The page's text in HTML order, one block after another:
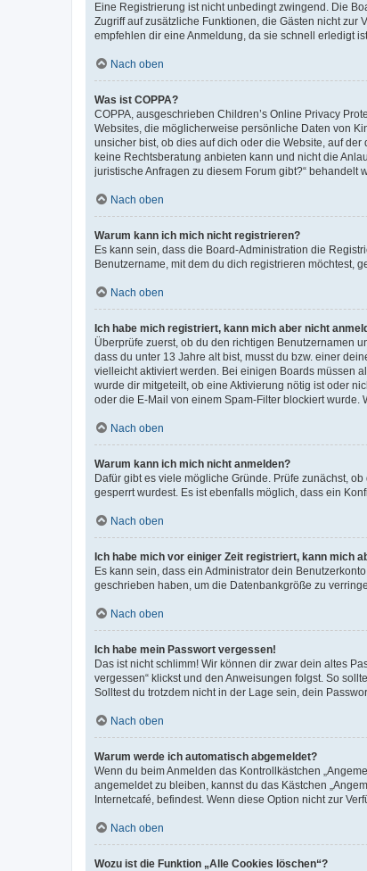
Eine Registrierung ist nicht unbedingt zwingend. Die
Zugriff auf zusätzliche Funktionen, die Gästen nicht zur
empfehlen dir eine Anmeldung, da sie schnell erledigt
Nach oben
Was ist COPPA?
COPPA, ausgeschrieben Children’s Online Privacy
Websites, die möglicherweise persönliche Daten von
unsicher bist, ob dies auf dich oder die Website, auf
keine Rechtsberatung anbieten kann und nicht die
juristische Anfragen zu diesem Forum gibt?“ behandelt
Nach oben
Warum kann ich mich nicht registrieren?
Es kann sein, dass die Board-Administration die
Benutzername, mit dem du dich registrieren möchtest,
Nach oben
Ich habe mich registriert, kann mich aber nicht
Überprüfe zuerst, ob du den richtigen Benutzernamen
dass du unter 13 Jahre alt bist, musst du bzw. einer
vielleicht aktiviert werden. Bei einigen Boards müssen
wurde dir mitgeteilt, ob eine Aktivierung nötig ist oder
oder die E-Mail von einem Spam-Filter blockiert
Nach oben
Warum kann ich mich nicht anmelden?
Dafür gibt es viele mögliche Gründe. Prüfe zunächst,
gesperrt wurdest. Es ist ebenfalls möglich, dass ein
Nach oben
Ich habe mich vor einiger Zeit registriert, kann mich
Es kann sein, dass ein Administrator dein
geschrieben haben, um die Datenbankgröße zu
Nach oben
Ich habe mein Passwort vergessen!
Das ist nicht schlimm! Wir können dir zwar dein altes
vergessen“ klickst und den Anweisungen folgst. So
Solltest du trotzdem nicht in der Lage sein, dein
Nach oben
Warum werde ich automatisch abgemeldet?
Wenn du beim Anmelden das Kontrollkästchen
angemeldet zu bleiben, kannst du das Kästchen
Internetcafé, befindest. Wenn diese Option nicht zur
Nach oben
Wozu ist die Funktion „Alle Cookies löschen“?